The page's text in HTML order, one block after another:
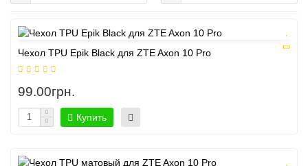
Чехол TPU Epik Black для ZTE Axon 10 Pro
99.00грн.
Купить